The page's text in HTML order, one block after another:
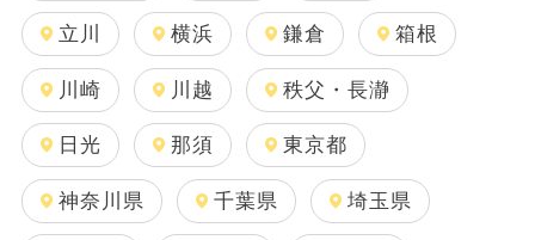
立川 横浜 鎌倉 箱根
川崎 川越 秩父・長瀞
日光 那須 東京都
神奈川県 千葉県 埼玉県